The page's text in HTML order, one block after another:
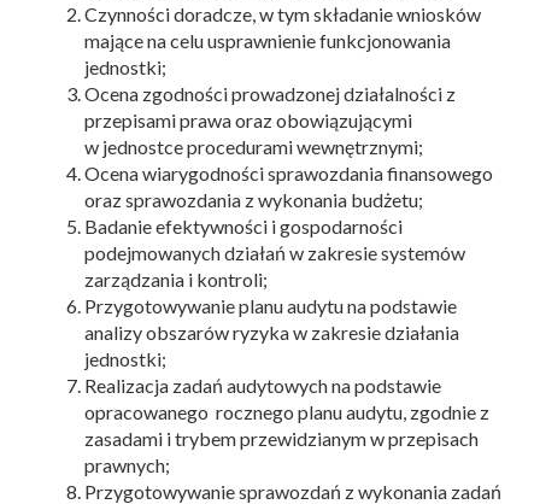
Czynności doradcze, w tym składanie wniosków
mające na celu usprawnienie funkcjonowania
jednostki;
Ocena zgodności prowadzonej działalności z
przepisami prawa oraz obowiązującymi
w jednostce procedurami wewnętrznymi;
Ocena wiarygodności sprawozdania finansowego
oraz sprawozdania z wykonania budżetu;
Badanie efektywności i gospodarności
podejmowanych działań w zakresie systemów
zarządzania i kontroli;
Przygotowywanie planu audytu na podstawie
analizy obszarów ryzyka w zakresie działania
jednostki;
Realizacja zadań audytowych na podstawie
opracowanego rocznego planu audytu, zgodnie z
zasadami i trybem przewidzianym w przepisach
prawnych;
Przygotowywanie sprawozdań z wykonania zadań